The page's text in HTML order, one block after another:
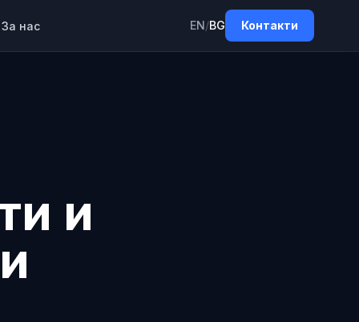
За нас EN/BG Контакти
и